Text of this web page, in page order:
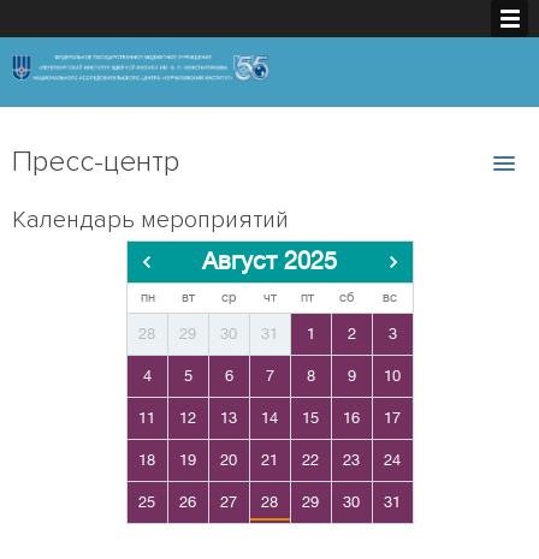
Пресс-центр
Календарь мероприятий
Август 2025
пн вт ср чт пт сб вс
28 29 30 31 1 2 3
4 5 6 7 8 9 10
11 12 13 14 15 16 17
18 19 20 21 22 23 24
25 26 27 28 29 30 31